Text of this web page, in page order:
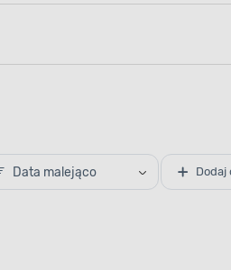
Data malejąco Dodaj